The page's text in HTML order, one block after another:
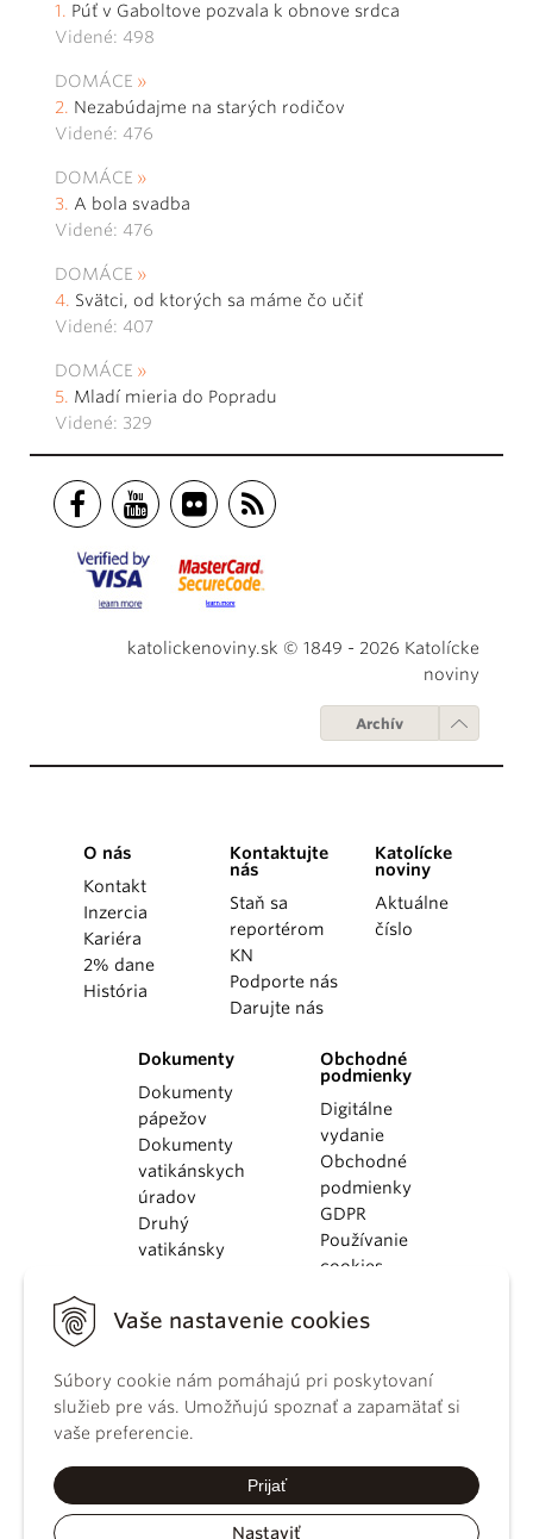
Vaše nastavenie cookies
Súbory cookie nám pomáhajú pri poskytovaní
služieb pre vás. Umožňujú spoznať a zapamätať si
vaše preferencie.
Prijať
Nastaviť
Púť v Gaboltove pozvala k obnove srdca
Videné: 498
DOMÁCE
Nezabúdajme na starých rodičov
Videné: 476
DOMÁCE
A bola svadba
Videné: 476
DOMÁCE
Svätci, od ktorých sa máme čo učiť
Videné: 407
DOMÁCE
Mladí mieria do Popradu
Videné: 329
katolickenoviny.sk © 1849 - 2026 Katolícke
noviny
Archív
O nás
Kontakt
Inzercia
Kariéra
2% dane
História
Kontaktujte
nás
Staň sa
reportérom
KN
Podporte nás
Darujte nás
Katolícke
noviny
Aktuálne
číslo
Dokumenty
Dokumenty
pápežov
Dokumenty
vatikánskych
úradov
Druhý
vatikánsky
KBS
kánonického
práva
Katechizmus
Obchodné
podmienky
Digitálne
vydanie
Obchodné
podmienky
GDPR
Používanie
cookies